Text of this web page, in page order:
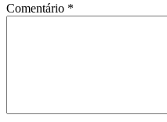
Comentário *